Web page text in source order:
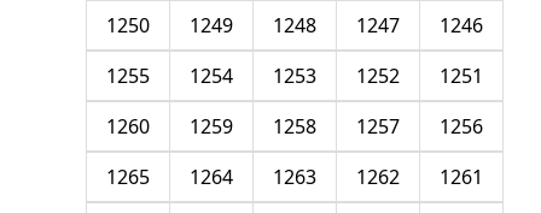
1246
1247
1248
1249
1250
1251
1252
1253
1254
1255
1256
1257
1258
1259
1260
1261
1262
1263
1264
1265